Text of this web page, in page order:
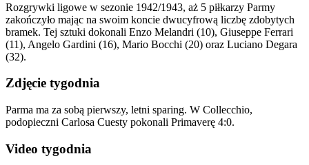
Rozgrywki ligowe w sezonie 1942/1943, aż 5 piłkarzy Parmy
zakończyło mając na swoim koncie dwucyfrową liczbę zdobytych
bramek. Tej sztuki dokonali Enzo Melandri (10), Giuseppe Ferrari
(11), Angelo Gardini (16), Mario Bocchi (20) oraz Luciano Degara
(32).
Zdjęcie tygodnia
Parma ma za sobą pierwszy, letni sparing. W Collecchio,
podopieczni Carlosa Cuesty pokonali Primaverę 4:0.
Video tygodnia